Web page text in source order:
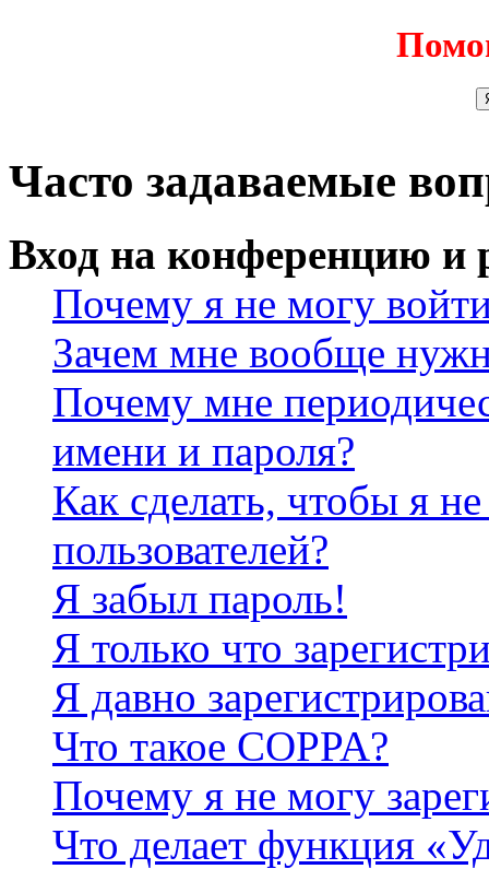
Часто задаваемые
Вход на конференцию и
Почему я не могу
Зачем мне вообще
Почему мне
имени и пароля?
Как сделать, чтобы я
пользователей?
Я забыл пароль!
Я только что
Я давно
Что такое COPPA?
Почему я не могу
Что делает функция